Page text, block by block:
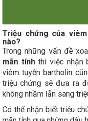
Triệu chứng của
nào?
Trong những vấn đề
mãn tínhthì việc nhận
viêm tuyến bartholin
triệu chứng sẽ đưa ra
không nhầm lẫn sang
Có thể nhận biết triệu